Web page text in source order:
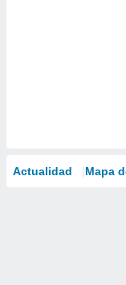
Actualidad Mapa